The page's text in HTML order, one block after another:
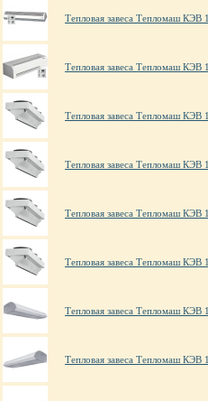
Тепловая завеса Тепломаш КЭВ
Тепловая завеса Тепломаш КЭВ
Тепловая завеса Тепломаш КЭВ
Тепловая завеса Тепломаш КЭВ
Тепловая завеса Тепломаш КЭВ
Тепловая завеса Тепломаш КЭВ
Тепловая завеса Тепломаш
Тепловая завеса Тепломаш